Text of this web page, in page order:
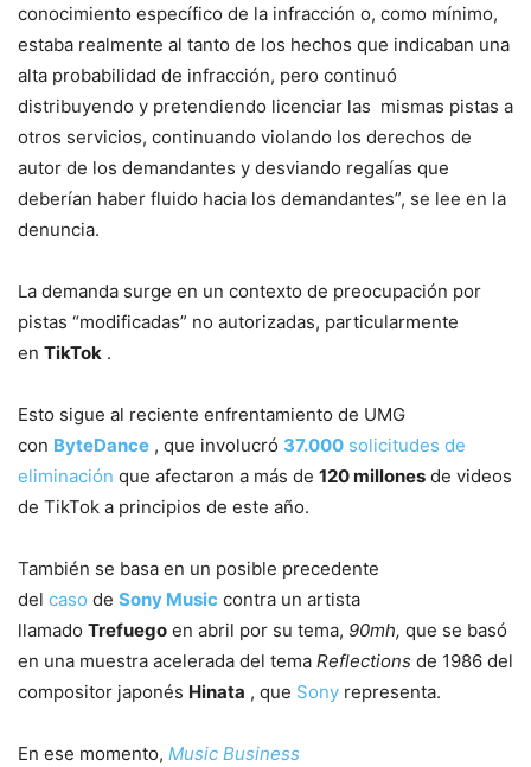
conocimiento específico de la infracción o, como mínimo,
estaba realmente al tanto de los hechos que indicaban una
alta probabilidad de infracción, pero continuó
distribuyendo y pretendiendo licenciar las mismas pistas a
otros servicios, continuando violando los derechos de
autor de los demandantes y desviando regalías que
deberían haber fluido hacia los demandantes”, se lee en la
denuncia.
La demanda surge en un contexto de preocupación por
pistas “modificadas” no autorizadas, particularmente
en TikTok .
Esto sigue al reciente enfrentamiento de UMG
con ByteDance , que involucró 37.000 solicitudes de
eliminación que afectaron a más de 120 millones de videos
de TikTok a principios de este año.
También se basa en un posible precedente
del caso de Sony Music contra un artista
llamado Trefuego en abril por su tema, 90mh, que se basó
en una muestra acelerada del tema Reflections de 1986 del
compositor japonés Hinata , que Sony representa.
En ese momento, Music Business